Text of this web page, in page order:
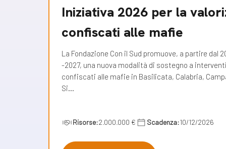
Iniziativa 2026 per la
confiscati alle mafie
La Fondazione Con il Sud promuove, a partire dal
-2027, una nuova modalità di sostegno a
confiscati alle mafie in Basilicata, Calabria,
Si…
Risorse:2.000.000 € Scadenza:10/12/2026